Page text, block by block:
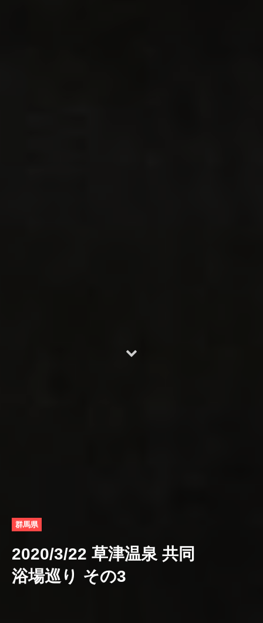
群馬県
2020/3/22 草津温泉 共同
浴場巡り その3